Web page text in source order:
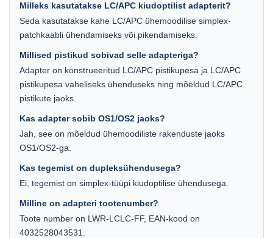
Milleks kasutatakse LC/APC kiudoptilist adapterit?
Seda kasutatakse kahe LC/APC ühemoodilise simplex-
patchkaabli ühendamiseks või pikendamiseks.
Millised pistikud sobivad selle adapteriga?
Adapter on konstrueeritud LC/APC pistikupesa ja LC/APC
pistikupesa vaheliseks ühenduseks ning mõeldud LC/APC
pistikute jaoks.
Kas adapter sobib OS1/OS2 jaoks?
Jah, see on mõeldud ühemoodiliste rakenduste jaoks
OS1/OS2-ga.
Kas tegemist on dupleksühendusega?
Ei, tegemist on simplex-tüüpi kiudoptilise ühendusega.
Milline on adapteri tootenumber?
Toote number on LWR-LCLC-FF, EAN-kood on
4032528043531.